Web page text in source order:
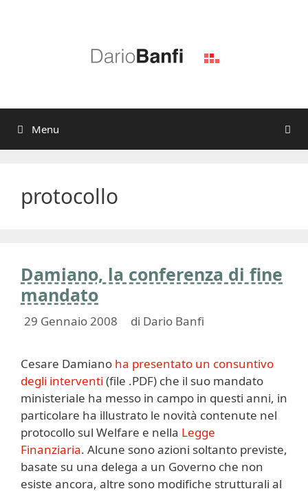
Menu
protocollo
Damiano, la conferenza di fine
mandato
29 Gennaio 2008 di Dario Banfi
Cesare Damiano ha presentato un consuntivo
degli interventi (file .PDF) che il suo mandato
ministeriale ha messo in campo in questi anni, in
particolare ha illustrato le novità contenute nel
protocollo sul Welfare e nella Legge
Finanziaria. Alcune sono azioni soltanto previste,
basate su una delega a un Governo che non
esiste ancora, altre sono modifiche strutturali al